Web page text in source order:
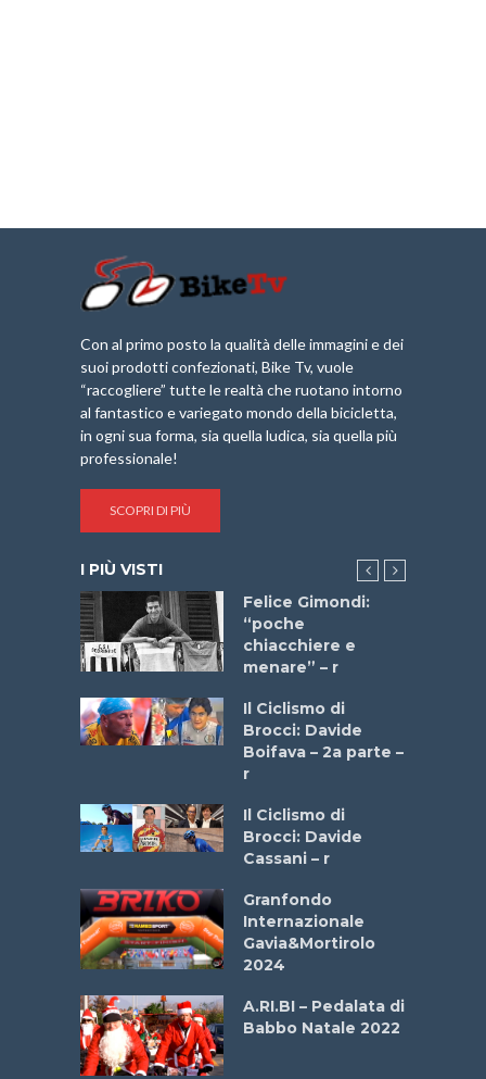
Con al primo posto la qualità delle immagini e dei
suoi prodotti confezionati, Bike Tv, vuole
“raccogliere” tutte le realtà che ruotano intorno
al fantastico e variegato mondo della bicicletta,
in ogni sua forma, sia quella ludica, sia quella più
professionale!
SCOPRI DI PIÙ
I PIÙ VISTI
Felice Gimondi:
“poche
chiacchiere e
menare” – r
Il Ciclismo di
Brocci: Davide
Boifava – 2a parte –
r
Il Ciclismo di
Brocci: Davide
Cassani – r
Granfondo
Internazionale
Gavia&Mortirolo
2024
A.RI.BI – Pedalata di
Babbo Natale 2022